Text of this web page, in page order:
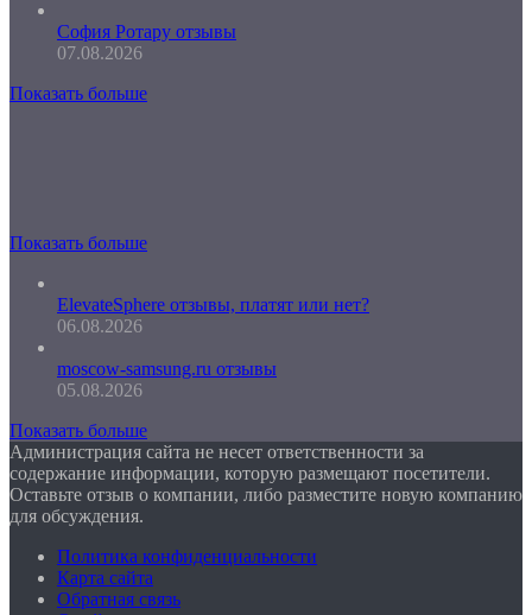
София Ротару отзывы
07.08.2026
Показать больше
Показать больше
ElevateSphere отзывы, платят или нет?
06.08.2026
moscow-samsung.ru отзывы
05.08.2026
Показать больше
Администрация сайта не несет ответственности за
содержание информации, которую размещают посетители.
Оставьте отзыв о компании, либо разместите новую компанию
для обсуждения.
Политика конфиденциальности
Карта сайта
Обратная связь